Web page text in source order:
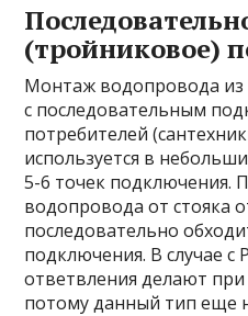
(тройниковое)
Монтаж водопровода из
с последовательным
потребителей
используется в
5-6 точек подключения.
водопровода от стояка
последовательно
подключения. В случае с
ответвления делают
потому данный тип еще